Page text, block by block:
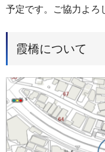
予定です。ご協力よろ
霞橋について